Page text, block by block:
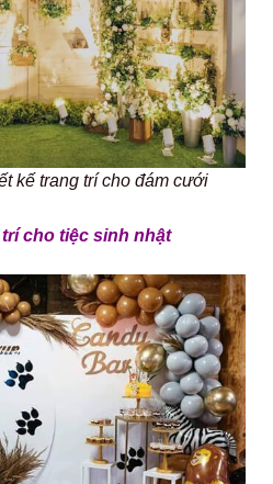
kế trang trí cho đám cưới
cho tiệc sinh nhật